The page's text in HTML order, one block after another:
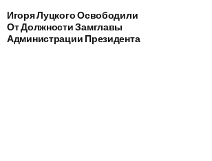
Игоря Луцкого Освободили
От Должности Замглавы
Администрации Президента